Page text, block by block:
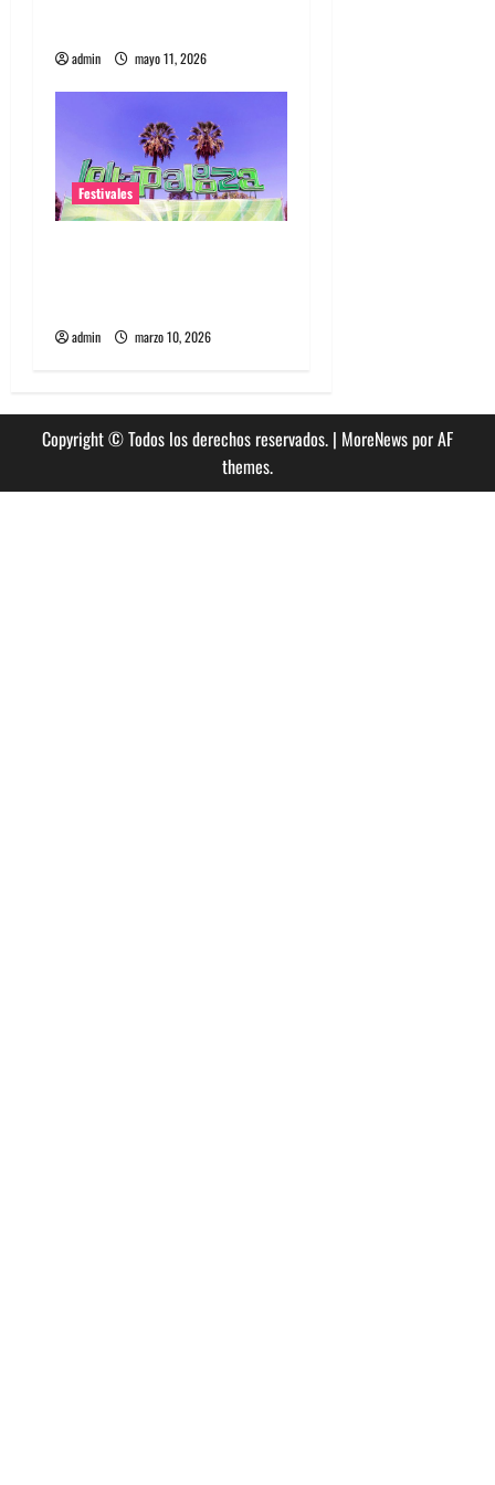
sadmin mayo 11, 2026
Festivales
admin marzo 10, 2026
Copyright © Todos los derechos reservados. | MoreNewspor AF
themes.